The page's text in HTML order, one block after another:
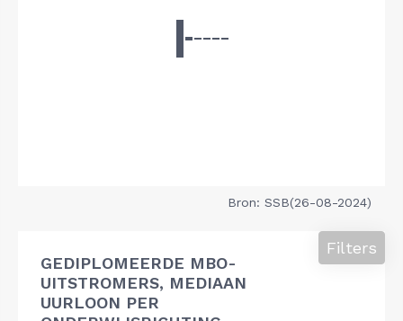
Bron: SSB(26-08-2024)
GEDIPLOMEERDE MBO-
UITSTROMERS, MEDIAAN
UURLOON PER
Filters